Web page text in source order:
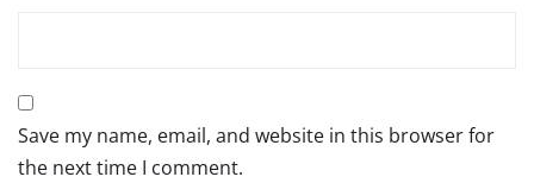
Save my name, email, and website in this browser for
the next time I comment.